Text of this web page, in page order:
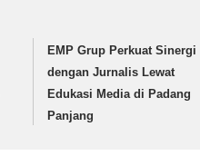
EMP Grup Perkuat Sinergi
dengan Jurnalis Lewat
Edukasi Media di Padang
Panjang